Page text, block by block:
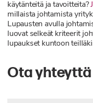
käytänteitä ja tavoitteita?
millaista johtamista
Lupausten avulla
luovat selkeät kriteerit
lupaukset kuntoon
Ota yhteyttä